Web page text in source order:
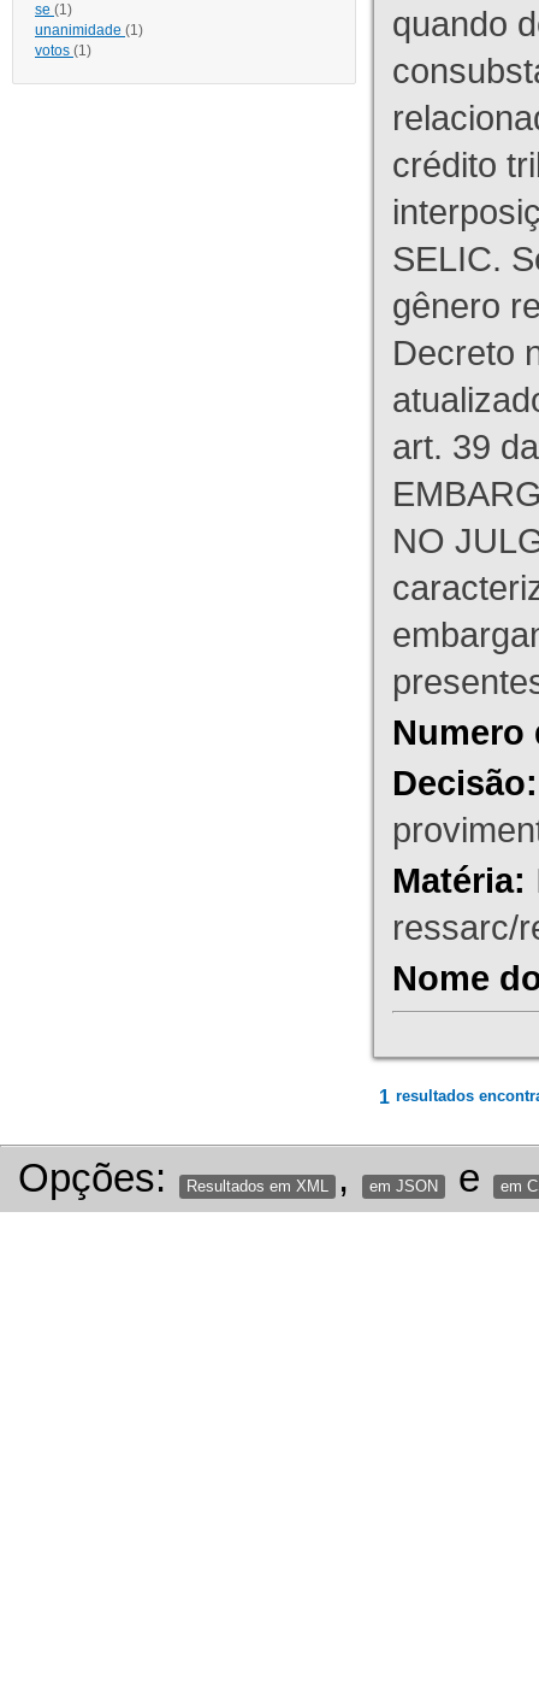
se (1)
unanimidade (1)
votos (1)
quando
crédito
SELIC.
gênero
Decreto
art. 39
NO
Numero
Decisão:
Matéria:
ressarc/
Nome
1 resultados
Opções: Resultados em XML , em JSON e em